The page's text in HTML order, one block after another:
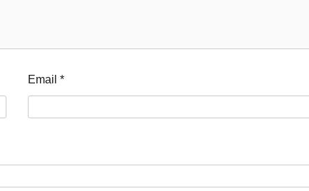
Email*